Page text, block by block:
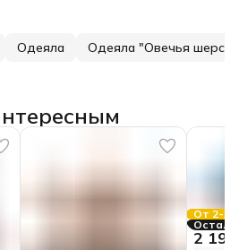
Одеяла Одеяла "Овечья
От 2-х
2